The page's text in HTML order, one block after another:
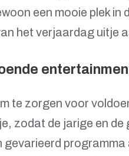
een mooie plek in
het verjaardag uitje
te zorgen voor
zodat de jarige en
gevarieerd